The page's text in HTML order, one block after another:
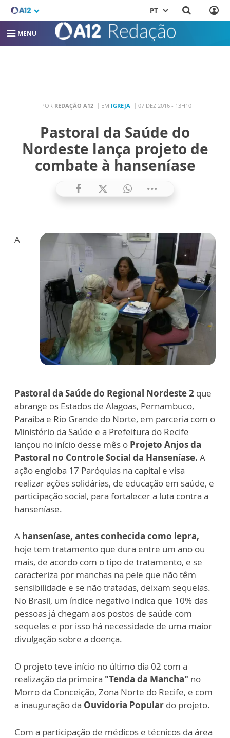
PT
MENU
POR REDAÇÃO A12 EM IGREJA 07 DEZ 2016 - 13H10
Pastoral da Saúde do
Nordeste lança projeto de
combate à hanseníase
A
Pastoral da Saúde do Regional Nordeste 2 que
abrange os Estados de Alagoas, Pernambuco,
Paraíba e Rio Grande do Norte, em parceria com o
Ministério da Saúde e a Prefeitura do Recife
lançou no início desse mês o Projeto Anjos da
Pastoral no Controle Social da Hanseníase. A
ação engloba 17 Paróquias na capital e visa
realizar ações solidárias, de educação em saúde, e
participação social, para fortalecer a luta contra a
hanseníase.
A hanseníase, antes conhecida como lepra,
hoje tem tratamento que dura entre um ano ou
mais, de acordo com o tipo de tratamento, e se
caracteriza por manchas na pele que não têm
sensibilidade e se não tratadas, deixam sequelas.
No Brasil, um índice negativo indica que 10% das
pessoas já chegam aos postos de saúde com
sequelas e por isso há necessidade de uma maior
divulgação sobre a doença.
O projeto teve início no último dia 02 com a
realização da primeira "Tenda da Mancha" no
Morro da Conceição, Zona Norte do Recife, e com
a inauguração da Ouvidoria Popular do projeto.
Com a participação de médicos e técnicos da área